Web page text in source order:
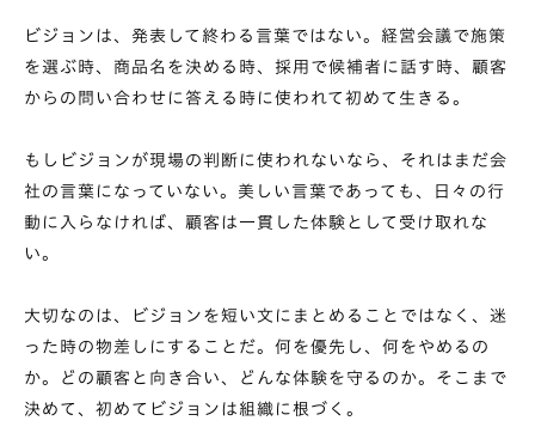
ビジョンは、発表して終わる言葉ではない。経営会議で施策
を選ぶ時、商品名を決める時、採用で候補者に話す時、顧客
からの問い合わせに答える時に使われて初めて生きる。
もしビジョンが現場の判断に使われないなら、それはまだ会
社の言葉になっていない。美しい言葉であっても、日々の行
動に入らなければ、顧客は一貫した体験として受け取れな
い。
大切なのは、ビジョンを短い文にまとめることではなく、迷
った時の物差しにすることだ。何を優先し、何をやめるの
か。どの顧客と向き合い、どんな体験を守るのか。そこまで
決めて、初めてビジョンは組織に根づく。